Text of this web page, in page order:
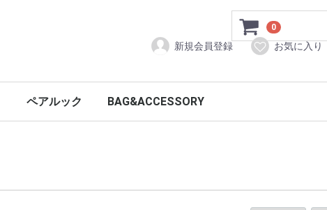
0
新規会員登録 お気に入り
ペアルック BAG&ACCESSORY